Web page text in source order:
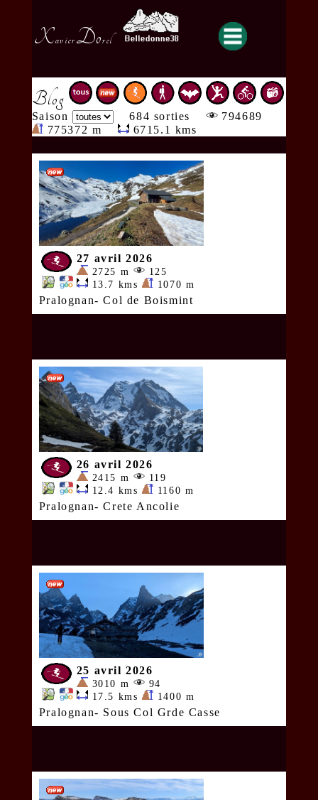
XavierDorel
Blog
Saison 684 sorties
794689
775372 m
6715.1 kms
27 avril 2026
2725 m
125
13.7 kms
1070 m
Pralognan- Col de Boismint
26 avril 2026
2415 m
119
12.4 kms
1160 m
Pralognan- Crete Ancolie
25 avril 2026
3010 m
94
17.5 kms
1400 m
Pralognan- Sous Col Grde Casse